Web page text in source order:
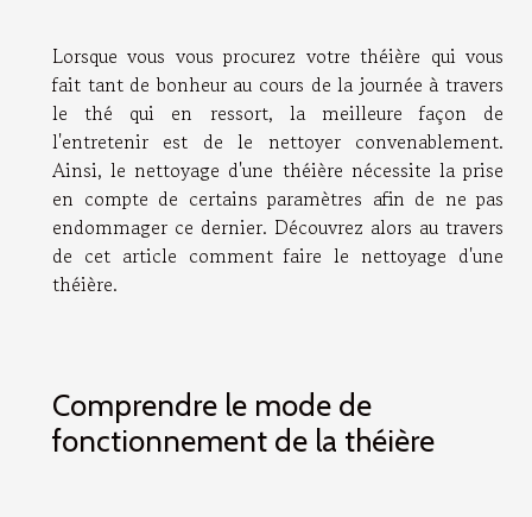
Lorsque vous vous procurez votre théière qui vous
fait tant de bonheur au cours de la journée à travers
le thé qui en ressort, la meilleure façon de
l'entretenir est de le nettoyer convenablement.
Ainsi, le nettoyage d'une théière nécessite la prise
en compte de certains paramètres afin de ne pas
endommager ce dernier. Découvrez alors au travers
de cet article comment faire le nettoyage d'une
théière.
Comprendre le mode de
fonctionnement de la théière